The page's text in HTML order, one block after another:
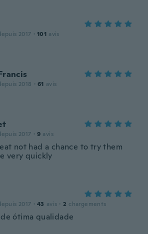
2017 · 101 avis
2018 · 61 avis
2017 · 9 avis
not had a chance to try them
very quickly
2017 · 43 avis · 2 chargements
ótima qualidade